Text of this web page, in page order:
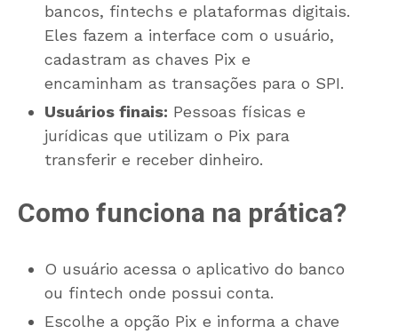
bancos, fintechs e plataformas digitais.
Eles fazem a interface com o usuário,
cadastram as chaves Pix e
encaminham as transações para o SPI.
Usuários finais: Pessoas físicas e
jurídicas que utilizam o Pix para
transferir e receber dinheiro.
Como funciona na prática?
O usuário acessa o aplicativo do banco
ou fintech onde possui conta.
Escolhe a opção Pix e informa a chave